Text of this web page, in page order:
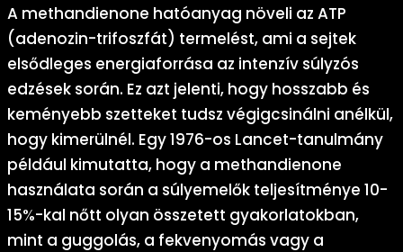
A methandienone hatóanyag növeli az ATP
(adenozin-trifoszfát) termelést, ami a sejtek
elsődleges energiaforrása az intenzív súlyzós
edzések során. Ez azt jelenti, hogy hosszabb és
keményebb szetteket tudsz végigcsinálni anélkül,
hogy kimerülnél. Egy 1976-os Lancet-tanulmány
például kimutatta, hogy a methandienone
használata során a súlyemelők teljesítménye 10-
15%-kal nőtt olyan összetett gyakorlatokban,
mint a guggolás, a fekvenyomás vagy a